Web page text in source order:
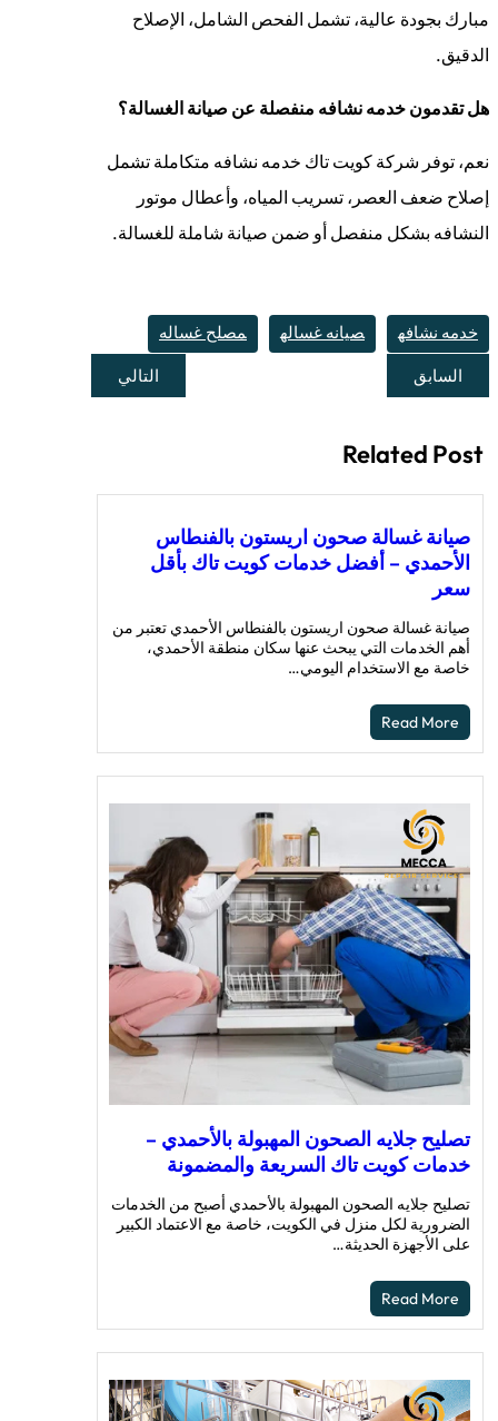
مبارك بجودة عالية، تشمل الفحص الشامل، الإصلاح
الدقيق.
هل تقدمون خدمه نشافه منفصلة عن صيانة الغسالة؟
نعم، توفر شركة كويت تاك خدمه نشافه متكاملة تشمل
إصلاح ضعف العصر، تسريب المياه، وأعطال موتور
النشافه بشكل منفصل أو ضمن صيانة شاملة للغسالة.
خدمه نشافه صيانه غساله مصلح غساله
السابق التالي
Related Post
صيانة غسالة صحون اريستون بالفنطاس
الأحمدي – أفضل خدمات كويت تاك بأقل
سعر
صيانة غسالة صحون اريستون بالفنطاس الأحمدي تعتبر من
أهم الخدمات التي يبحث عنها سكان منطقة الأحمدي،
خاصة مع الاستخدام اليومي…
Read More
تصليح جلايه الصحون المهبولة بالأحمدي –
خدمات كويت تاك السريعة والمضمونة
تصليح جلايه الصحون المهبولة بالأحمدي أصبح من الخدمات
الضرورية لكل منزل في الكويت، خاصة مع الاعتماد الكبير
على الأجهزة الحديثة…
Read More